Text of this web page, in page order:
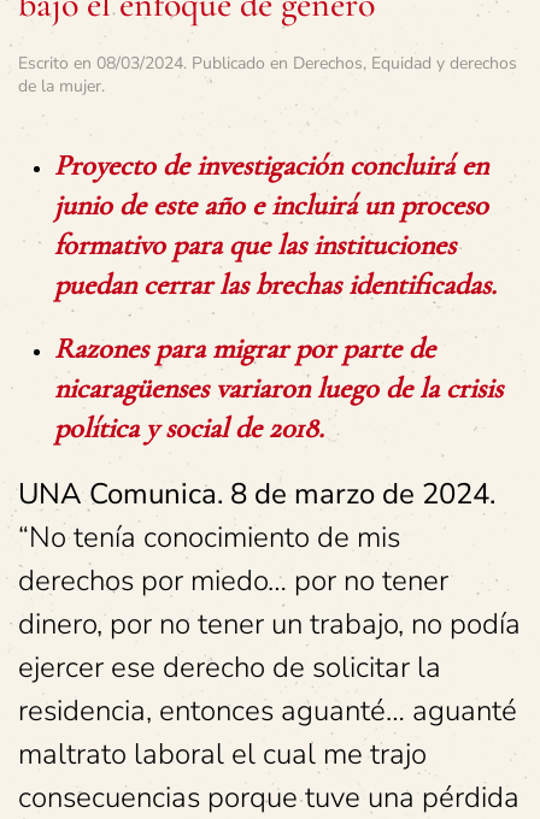
Escrito en 08/03/2024. Publicado en Derechos, Equidad y derechos
de la mujer.
Proyecto de investigación concluirá en
junio de este año e incluirá un proceso
formativo para que las instituciones
puedan cerrar las brechas identificadas.
Razones para migrar por parte de
nicaragüenses variaron luego de la crisis
política y social de 2018.
UNA Comunica. 8 de marzo de 2024.
“No tenía conocimiento de mis
derechos por miedo… por no tener
dinero, por no tener un trabajo, no podía
ejercer ese derecho de solicitar la
residencia, entonces aguanté… aguanté
maltrato laboral el cual me trajo
consecuencias porque tuve una pérdida